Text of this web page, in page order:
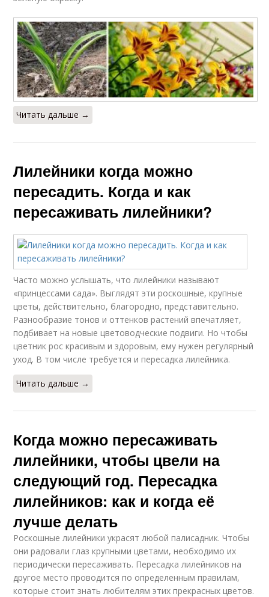
Читать дальше →
Лилейники когда можно
пересадить. Когда и как
пересаживать лилейники?
Часто можно услышать, что лилейники называют
«принцессами сада». Выглядят эти роскошные, крупные
цветы, действительно, благородно, представительно.
Разнообразие тонов и оттенков растений впечатляет,
подбивает на новые цветоводческие подвиги. Но чтобы
цветник рос красивым и здоровым, ему нужен регулярный
уход. В том числе требуется и пересадка лилейника.
Читать дальше →
Когда можно пересаживать
лилейники, чтобы цвели на
следующий год. Пересадка
лилейников: как и когда её
лучше делать
Роскошные лилейники украсят любой палисадник. Чтобы
они радовали глаз крупными цветами, необходимо их
периодически пересаживать. Пересадка лилейников на
другое место проводится по определенным правилам,
которые стоит знать любителям этих прекрасных цветов.